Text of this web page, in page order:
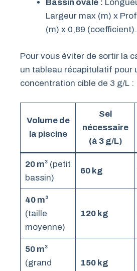
Bassin ovale :
Largeur max (m) x
(m) x 0,89 (coefficient).
Pour vous éviter de sortir la
un tableau récapitulatif pour
concentration cible de 3 g/L :
Volume de
la piscine
Sel
nécessaire
(à 3 g/L)
20 m³(petit
bassin)
60 kg
40 m³
(taille
moyenne)
120 kg
50 m³
(grand
150 kg